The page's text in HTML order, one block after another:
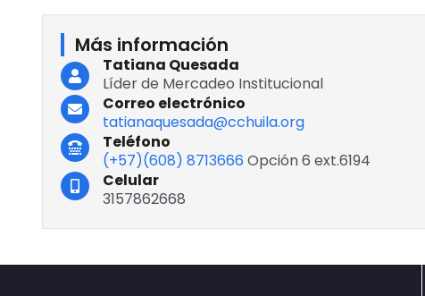
Más información
Tatiana Quesada
Líder de Mercadeo Institucional
Correo electrónico
tatianaquesada@cchuila.org
Teléfono
(+57)(608) 8713666 Opción 6 ext.6194
Celular
3157862668